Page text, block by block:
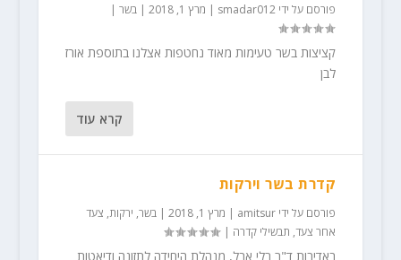
פורסם על ידי smadar012
| מרץ 1, 2018 | בשר|
קציצות בשר טעימות מאוד נחטפות אצלנו בתוספת אורז
לבן
קרא עוד
קדרת בשר וירקות
פורסם על ידי amitsur
| מרץ 1, 2018 | בשר, ירקות, צעד
אחר צעד, תבשילי קדרה |
באדיבות ד"ר רלי אבל, מנהלת היחידה לתזונה ודיאטות